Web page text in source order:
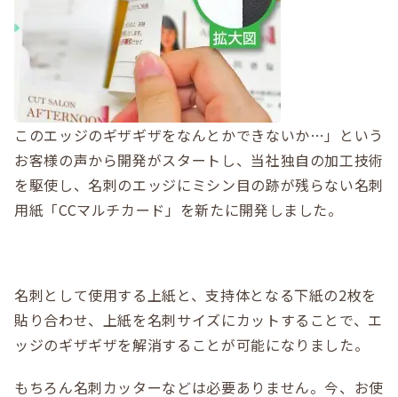
このエッジのギザギザをなんとかできないか…」という
お客様の声から開発がスタートし、当社独自の加工技術
を駆使し、名刺のエッジにミシン目の跡が残らない名刺
用紙「CCマルチカード」を新たに開発しました。
名刺として使用する上紙と、支持体となる下紙の2枚を
貼り合わせ、上紙を名刺サイズにカットすることで、エ
ッジのギザギザを解消することが可能になりました。
もちろん名刺カッターなどは必要ありません。今、お使